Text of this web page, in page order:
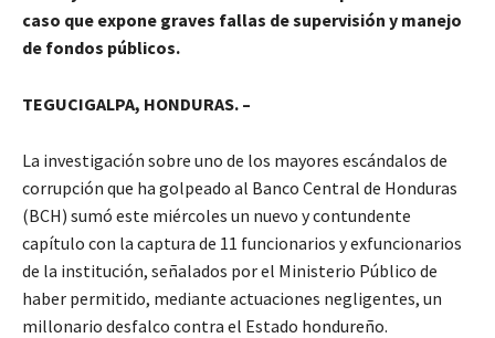
caso que expone graves fallas de supervisión y manejo
de fondos públicos.
TEGUCIGALPA, HONDURAS. –
La investigación sobre uno de los mayores escándalos de
corrupción que ha golpeado al Banco Central de Honduras
(BCH) sumó este miércoles un nuevo y contundente
capítulo con la captura de 11 funcionarios y exfuncionarios
de la institución, señalados por el Ministerio Público de
haber permitido, mediante actuaciones negligentes, un
millonario desfalco contra el Estado hondureño.